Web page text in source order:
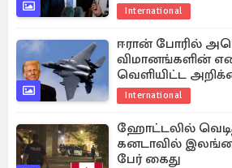
International
ஈரான் போரில்
விமானங்களின்
வெளியிட்ட
International
ஹோட்டலில்
கனடாவில்
பேர் கைது